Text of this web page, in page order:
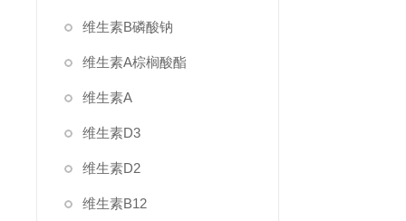
维生素B磷酸钠
维生素A棕榈酸酯
维生素A
维生素D3
维生素D2
维生素B12